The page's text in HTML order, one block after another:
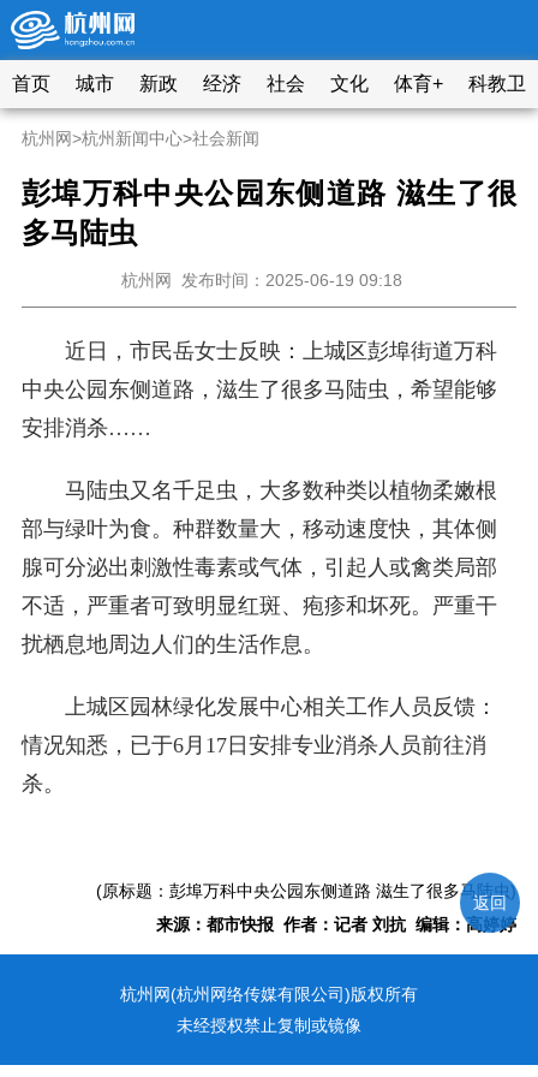
首页 城市 新政 经济 社会 文化 体育+ 科教卫
杭州网>杭州新闻中心>社会新闻
彭埠万科中央公园东侧道路 滋生了很
多马陆虫
杭州网 发布时间：2025-06-19 09:18
近日，市民岳女士反映：上城区彭埠街道万科
中央公园东侧道路，滋生了很多马陆虫，希望能够
安排消杀……
马陆虫又名千足虫，大多数种类以植物柔嫩根
部与绿叶为食。种群数量大，移动速度快，其体侧
腺可分泌出刺激性毒素或气体，引起人或禽类局部
不适，严重者可致明显红斑、疱疹和坏死。严重干
扰栖息地周边人们的生活作息。
上城区园林绿化发展中心相关工作人员反馈：
情况知悉，已于6月17日安排专业消杀人员前往消
杀。
(原标题：彭埠万科中央公园东侧道路 滋生了很多马陆虫)
来源：都市快报 作者：记者 刘抗 编辑：高婷婷
杭州网(杭州网络传媒有限公司)版权所有
未经授权禁止复制或镜像
返回